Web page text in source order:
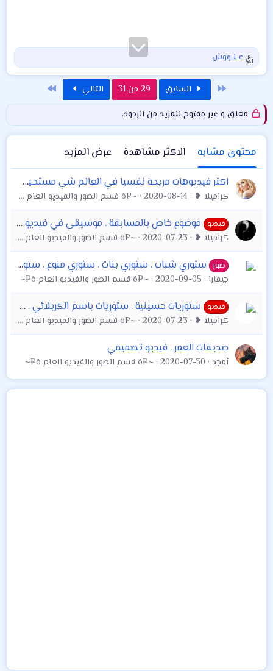
ا
ل
ا
ع
ل
ا
:
عــلــووش
الأول السابق 29 من 31 التالي
مغلق و غير مفتوح للمزيد من الردود.
محتوى مشابه الاكثر مشاهدة
عرض المزيد
اكثر فيديوهات مريحة نفسيا في العالم شي مستحيل دقائق متعة وراحة نفسيا
كراميلا ❥ 2020-08-14 ~¤ô قسم الصور والفيديو العام ô¤~
فيديو موضوع خاص بالمسابقة . موسيقى في فيديو أراني أذوبُ يا عمري
كراميلا ❥ 2020-07-23 ~¤ô قسم الصور والفيديو العام ô¤~
صور ستوري شباب . ستوري بنات . ستوري منوع . ستوري صور . ستوري فيديو
جيفارا 2020-09-05 ~¤ô قسم الصور والفيديو العام ô¤~
فيديو ستوريات حسينية . ستوريات باسم الكربلائي . فيديوات قصيرة حسينية . فيديوات قصيرة ستوري للفيس والوتس اب والانستغرام
كراميلا ❥ 2020-07-23 ~¤ô قسم الصور والفيديو العام ô¤~
صديقات العمر . فيديو تصميمي
أمجد 2020-07-30 ~¤ô قسم الصور والفيديو العام ô¤~